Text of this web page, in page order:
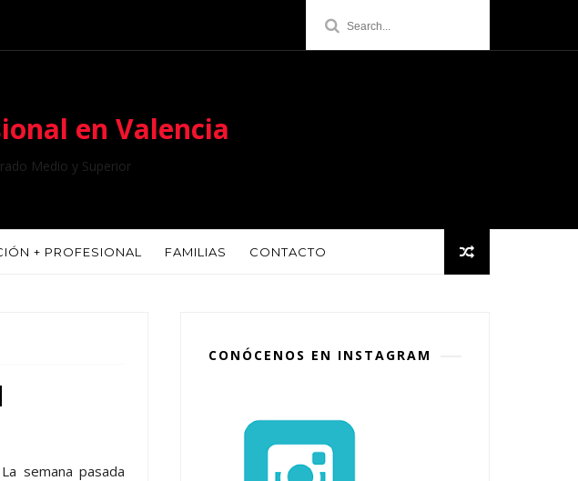
en Valencia
Medio y Superior
+ PROFESIONAL FAMILIAS CONTACTO
semana pasada
CONÓCENOS EN INSTAGRAM